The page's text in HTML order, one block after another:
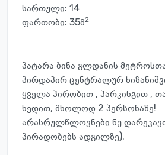
სართული: 14
ფართობი: 35მ2
პატარა ბინა გლდანის
პირდაპირ ცენტრალურ
ყველა პირობით , პარკინგით ,
ხედით, მხოლოდ 2 პერსონაზე!
არასრულწლოვნები ნუ
პირადობებს ადგილზე).